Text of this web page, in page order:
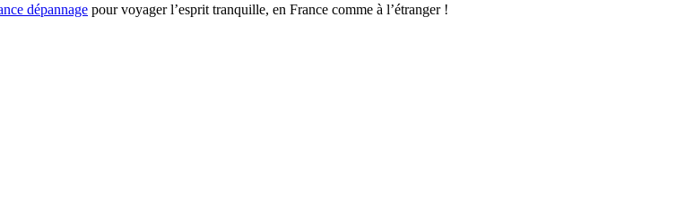
dépannage pour voyager l’esprit tranquille, en France comme à l’étranger !